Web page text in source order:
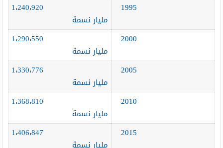
1،240،920
مليار نسمة
1،290،550
مليار نسمة
1،330،776
مليار نسمة
1،368،810
مليار نسمة
1،406،847
مليار نسمة